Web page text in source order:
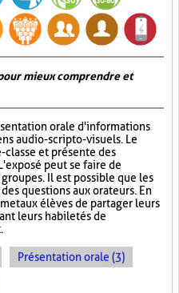
mieux comprendre et
orale d'informations
audio-scripto-visuels. Le
classe et présente des
peut se faire de
Il est possible que les
questions aux orateurs. En
aux élèves de partager leurs
leurs habiletés de
Présentation orale (3)